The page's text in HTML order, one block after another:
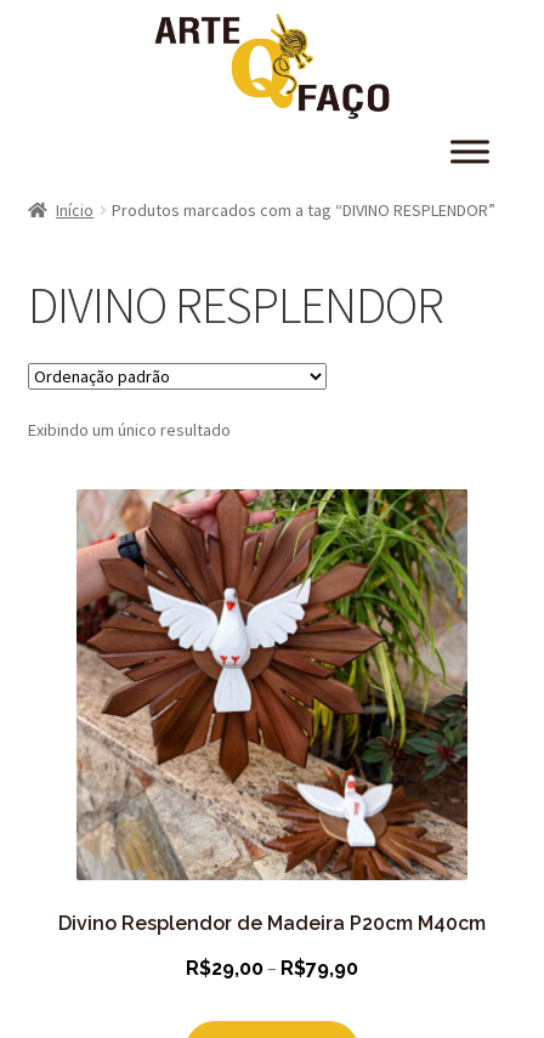
Início Produtos marcados com a tag “DIVINO RESPLENDOR”
DIVINO RESPLENDOR
Exibindo um único resultado
Divino Resplendor de Madeira P20cm M40cm
R$29,00– R$79,90Faixa